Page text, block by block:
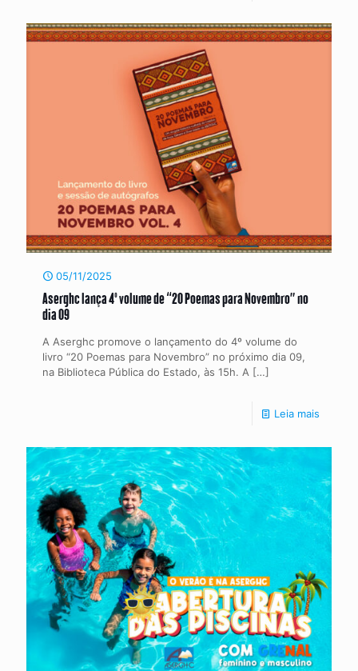
05/11/2025
Aserghc lança 4º volume de “20 Poemas para Novembro” no
dia 09
A Aserghc promove o lançamento do 4º volume do
livro “20 Poemas para Novembro” no próximo dia 09,
na Biblioteca Pública do Estado, às 15h. A […]
Leia mais